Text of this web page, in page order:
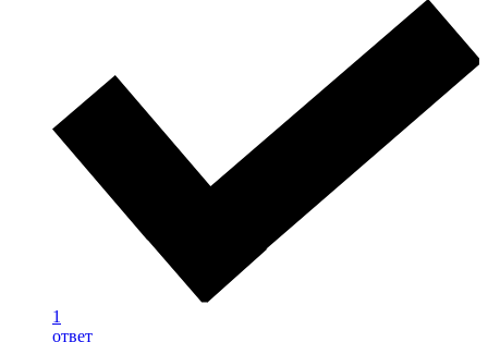
1
ответ